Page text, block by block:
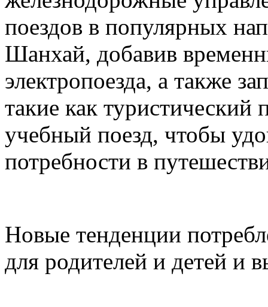
поездов в популярных
Шанхай, добавив
электропоезда, а также
такие как туристический
учебный поезд, чтобы
потребности в
Новые тенденции
для родителей и детей и